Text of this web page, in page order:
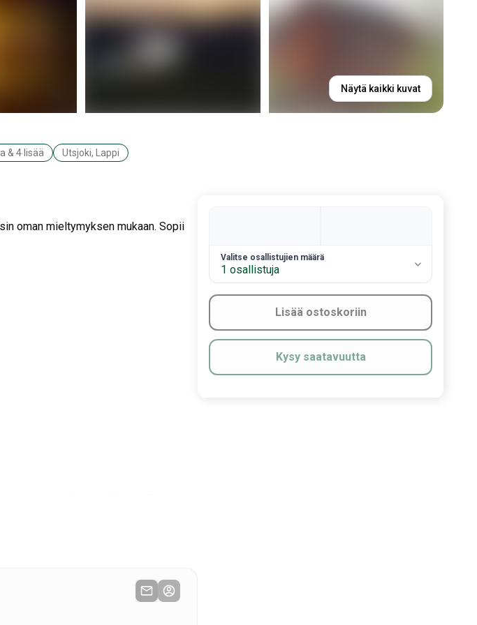
Näytä kaikki kuvat
& 4 lisää Utsjoki, Lappi
oman mieltymyksen mukaan. Sopii
muutama ihminen. Vetsikolla on
läheisyydessä kuuluisalla
2. Valitse vieraiden määrä
Valitse osallistujien määrä
1 osallistuja
Lisää ostoskoriin
Kysy saatavuutta